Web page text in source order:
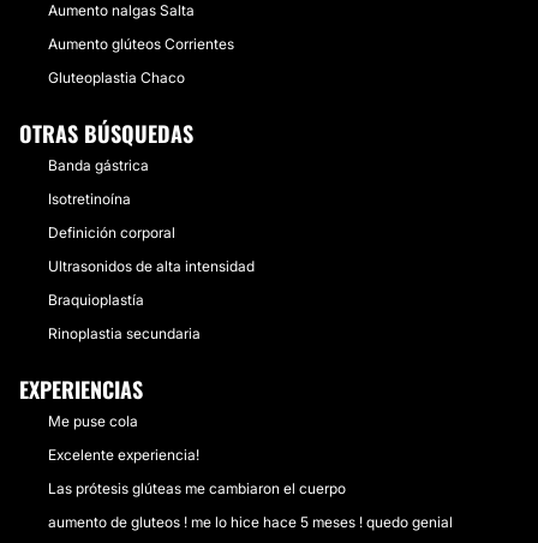
Aumento nalgas Salta
Aumento glúteos Corrientes
Gluteoplastia Chaco
OTRAS BÚSQUEDAS
Banda gástrica
Isotretinoína
Definición corporal
Ultrasonidos de alta intensidad
Braquioplastía
Rinoplastia secundaria
EXPERIENCIAS
Me puse cola
Excelente experiencia!
Las prótesis glúteas me cambiaron el cuerpo
aumento de gluteos ! me lo hice hace 5 meses ! quedo genial